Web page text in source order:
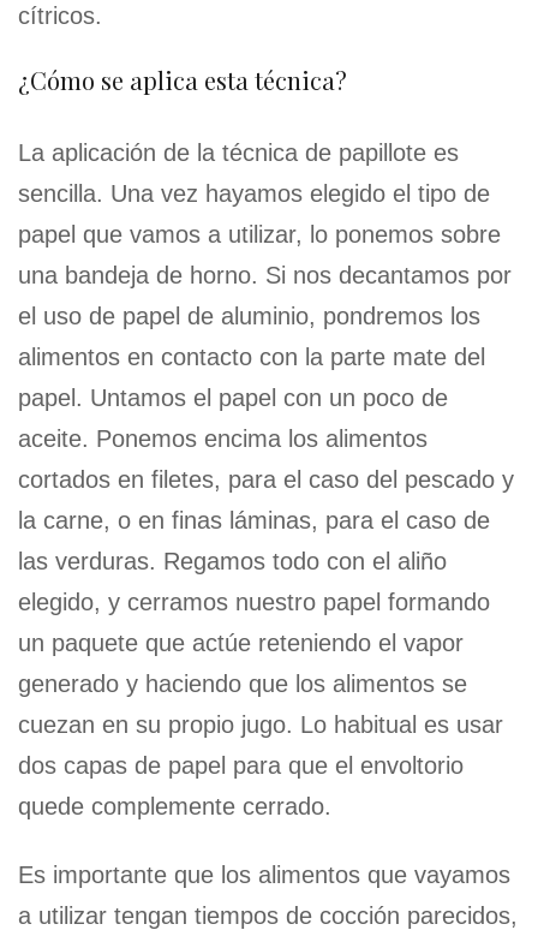
cítricos.
¿Cómo se aplica esta técnica?
La aplicación de la técnica de papillote es
sencilla. Una vez hayamos elegido el tipo de
papel que vamos a utilizar, lo ponemos sobre
una bandeja de horno. Si nos decantamos por
el uso de papel de aluminio, pondremos los
alimentos en contacto con la parte mate del
papel. Untamos el papel con un poco de
aceite. Ponemos encima los alimentos
cortados en filetes, para el caso del pescado y
la carne, o en finas láminas, para el caso de
las verduras. Regamos todo con el aliño
elegido, y cerramos nuestro papel formando
un paquete que actúe reteniendo el vapor
generado y haciendo que los alimentos se
cuezan en su propio jugo. Lo habitual es usar
dos capas de papel para que el envoltorio
quede complemente cerrado.
Es importante que los alimentos que vayamos
a utilizar tengan tiempos de cocción parecidos,